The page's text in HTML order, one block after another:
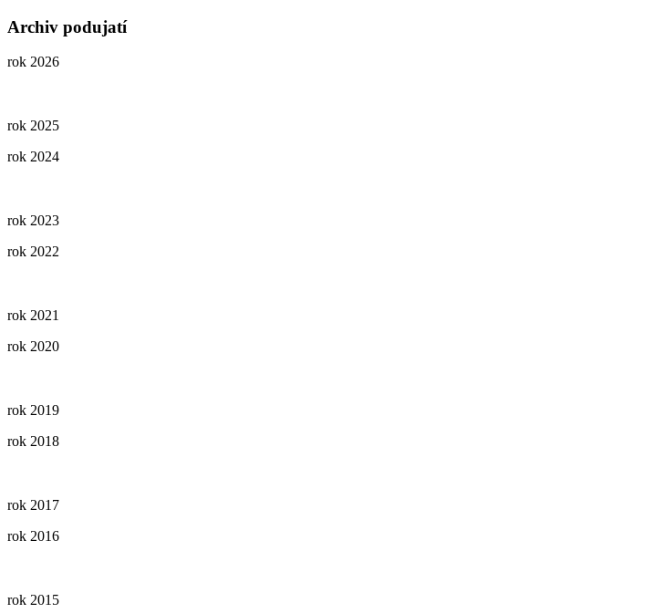
Archiv podujatí
rok 2026
rok 2025
rok 2024
rok 2023
rok 2022
rok 2021
rok 2020
rok 2019
rok 2018
rok 2017
rok 2016
rok 2015